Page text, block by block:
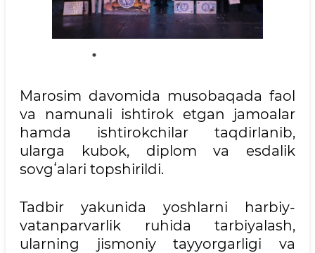
Marosim davomida musobaqada faol
va namunali ishtirok etgan jamoalar
hamda ishtirokchilar taqdirlanib,
ularga kubok, diplom va esdalik
sovgʻalari topshirildi.
Tadbir yakunida yoshlarni harbiy-
vatanparvarlik ruhida tarbiyalash,
ularning jismoniy tayyorgarligi va